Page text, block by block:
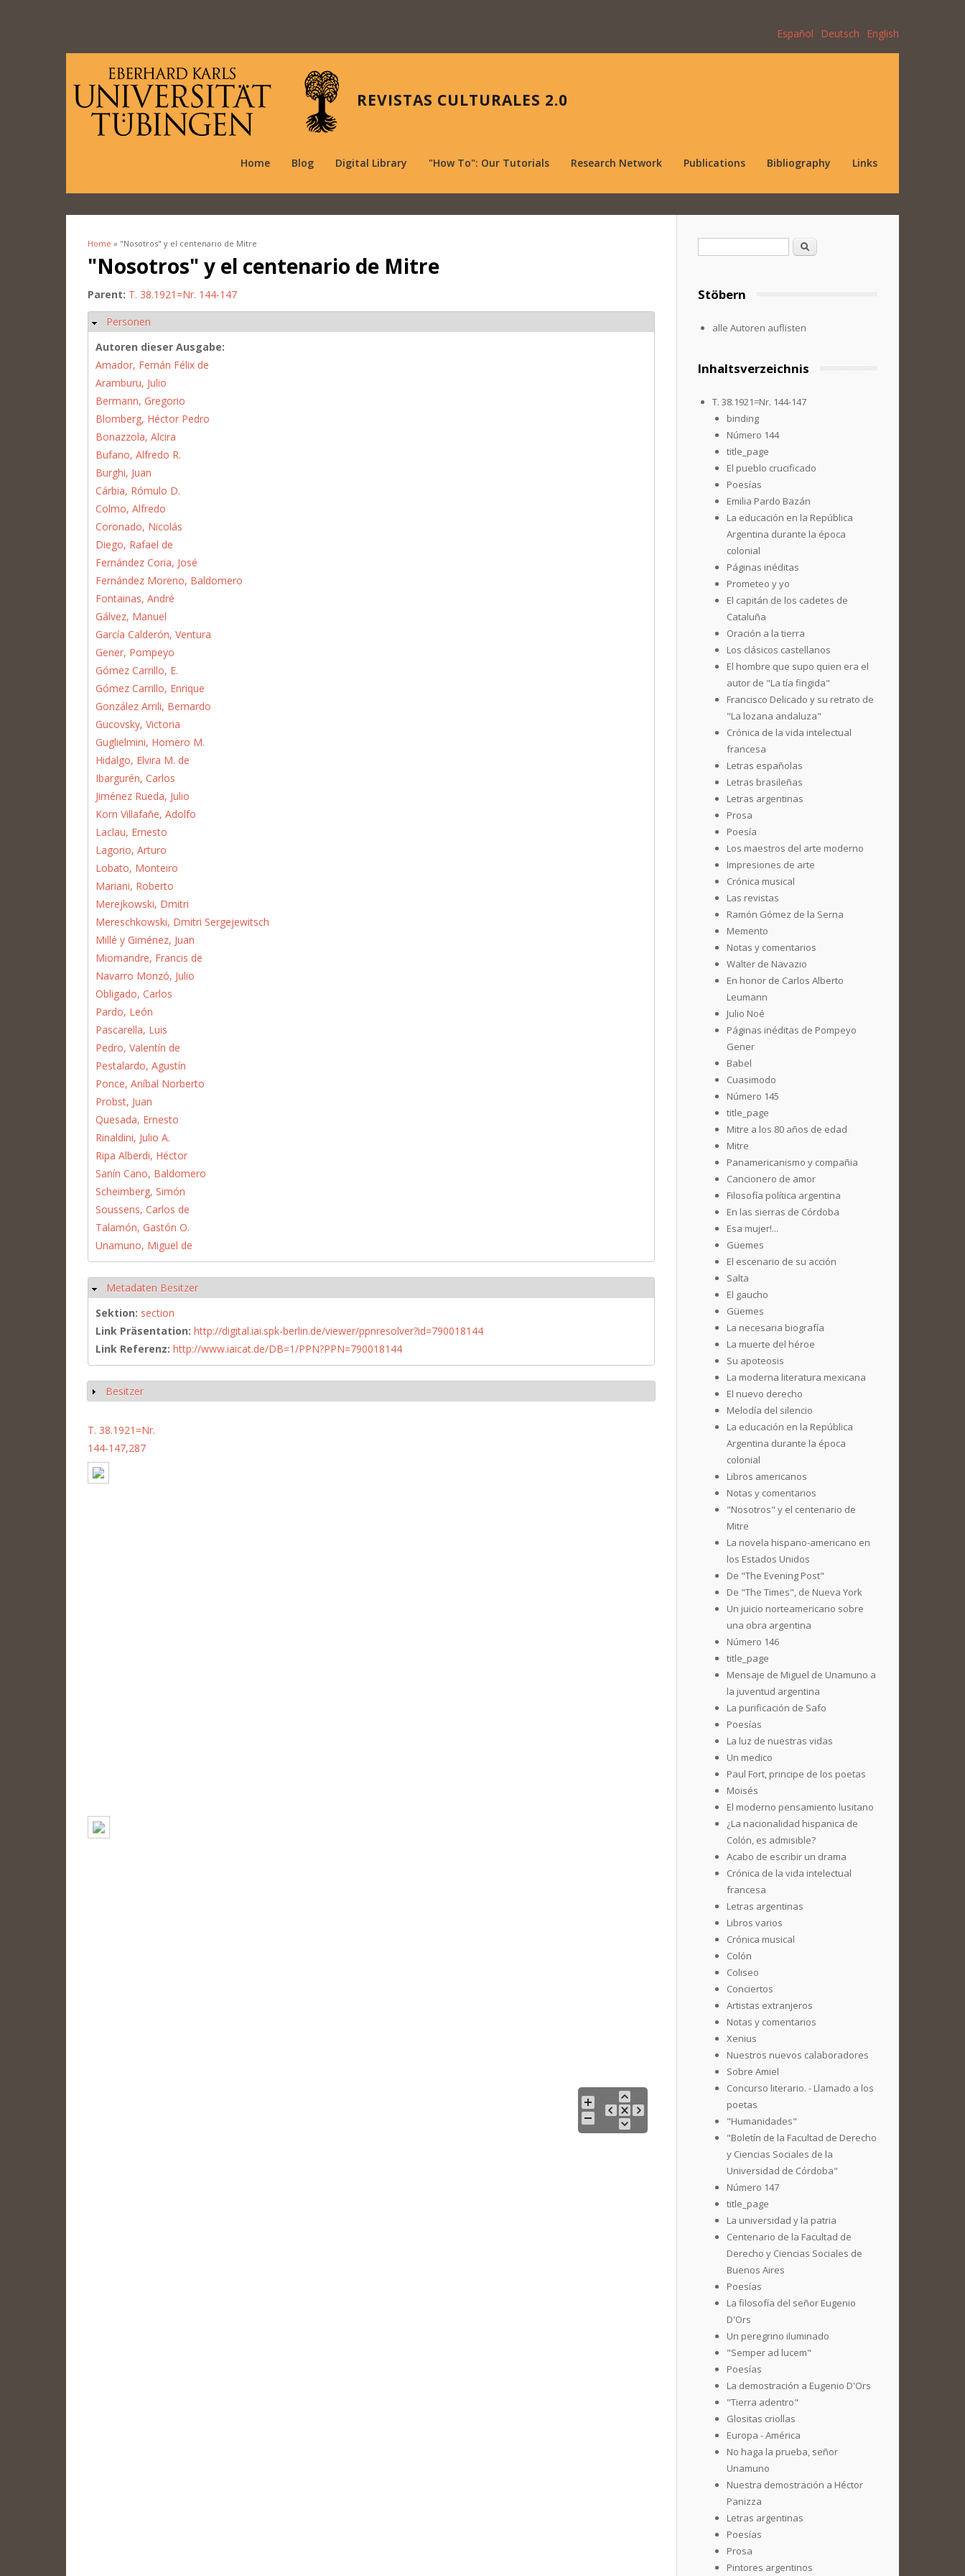
Español Deutsch English
REVISTAS CULTURALES 2.0
Home Blog Digital Library "How To": Our Tutorials Research Network Publications Bibliography Links
You are here
Home » "Nosotros" y el centenario de Mitre
"Nosotros" y el centenario de Mitre
Parent: T. 38.1921=Nr. 144-147
Hide
Personen
Autoren dieser Ausgabe:
Amador, Fernán Félix de
Aramburu, Julio
Bermann, Gregorio
Blomberg, Héctor Pedro
Bonazzola, Alcira
Bufano, Alfredo R.
Burghi, Juan
Cárbia, Rómulo D.
Colmo, Alfredo
Coronado, Nicolás
Diego, Rafael de
Fernández Coria, José
Fernández Moreno, Baldomero
Fontainas, André
Gálvez, Manuel
García Calderón, Ventura
Gener, Pompeyo
Gómez Carrillo, E.
Gómez Carrillo, Enrique
González Arrili, Bernardo
Gucovsky, Victoria
Guglielmini, Homero M.
Hidalgo, Elvira M. de
Ibargurén, Carlos
Jiménez Rueda, Julio
Korn Villafañe, Adolfo
Laclau, Ernesto
Lagorio, Arturo
Lobato, Monteiro
Mariani, Roberto
Merejkowski, Dmitri
Mereschkowski, Dmitri Sergejewitsch
Millé y Giménez, Juan
Miomandre, Francis de
Navarro Monzó, Julio
Obligado, Carlos
Pardo, León
Pascarella, Luis
Pedro, Valentín de
Pestalardo, Agustín
Ponce, Aníbal Norberto
Probst, Juan
Quesada, Ernesto
Rinaldini, Julio A.
Ripa Alberdi, Héctor
Sanín Cano, Baldomero
Scheimberg, Simón
Soussens, Carlos de
Talamón, Gastón O.
Unamuno, Miguel de
Hide
Metadaten Besitzer
Sektion: section
Link Präsentation: http://digital.iai.spk-berlin.de/viewer/ppnresolver?id=790018144
Link Referenz: http://www.iaicat.de/DB=1/PPN?PPN=790018144
Show
Besitzer
T. 38.1921=Nr.
144-147,287
Search
Stöbern
alle Autoren auflisten
Inhaltsverzeichnis
T. 38.1921=Nr. 144-147
binding
Número 144
title_page
El pueblo crucificado
Poesías
Emilia Pardo Bazán
La educación en la República
Argentina durante la época
colonial
Páginas inéditas
Prometeo y yo
El capitán de los cadetes de
Cataluña
Oración a la tierra
Los clásicos castellanos
El hombre que supo quien era el
autor de "La tía fingida"
Francisco Delicado y su retrato de
"La lozana andaluza"
Crónica de la vida intelectual
francesa
Letras españolas
Letras brasileñas
Letras argentinas
Prosa
Poesía
Los maestros del arte moderno
Impresiones de arte
Crónica musical
Las revistas
Ramón Gómez de la Serna
Memento
Notas y comentarios
Walter de Navazio
En honor de Carlos Alberto
Leumann
Julio Noé
Páginas inéditas de Pompeyo
Gener
Babel
Cuasimodo
Número 145
title_page
Mitre a los 80 años de edad
Mitre
Panamericanismo y compañia
Cancionero de amor
Filosofía política argentina
En las sierras de Córdoba
Esa mujer!...
Güemes
El escenario de su acción
Salta
El gaucho
Güemes
La necesaria biografía
La muerte del héroe
Su apoteosis
La moderna literatura mexicana
El nuevo derecho
Melodía del silencio
La educación en la República
Argentina durante la época
colonial
Libros americanos
Notas y comentarios
"Nosotros" y el centenario de
Mitre
La novela hispano-americano en
los Estados Unidos
De "The Evening Post"
De "The Times", de Nueva York
Un juicio norteamericano sobre
una obra argentina
Número 146
title_page
Mensaje de Miguel de Unamuno a
la juventud argentina
La purificación de Safo
Poesías
La luz de nuestras vidas
Un medico
Paul Fort, principe de los poetas
Moisés
El moderno pensamiento lusitano
¿La nacionalidad hispanica de
Colón, es admisible?
Acabo de escribir un drama
Crónica de la vida intelectual
francesa
Letras argentinas
Libros varios
Crónica musical
Colón
Coliseo
Conciertos
Artistas extranjeros
Notas y comentarios
Xenius
Nuestros nuevos calaboradores
Sobre Amiel
Concurso literario. - Llamado a los
poetas
"Humanidades"
"Boletín de la Facultad de Derecho
y Ciencias Sociales de la
Universidad de Córdoba"
Número 147
title_page
La universidad y la patria
Centenario de la Facultad de
Derecho y Ciencias Sociales de
Buenos Aires
Poesías
La filosofía del señor Eugenio
D'Ors
Un peregrino iluminado
"Semper ad lucem"
Poesías
La demostración a Eugenio D'Ors
"Tierra adentro"
Glositas criollas
Europa - América
No haga la prueba, señor
Unamuno
Nuestra demostración a Héctor
Panizza
Letras argentinas
Poesías
Prosa
Pintores argentinos